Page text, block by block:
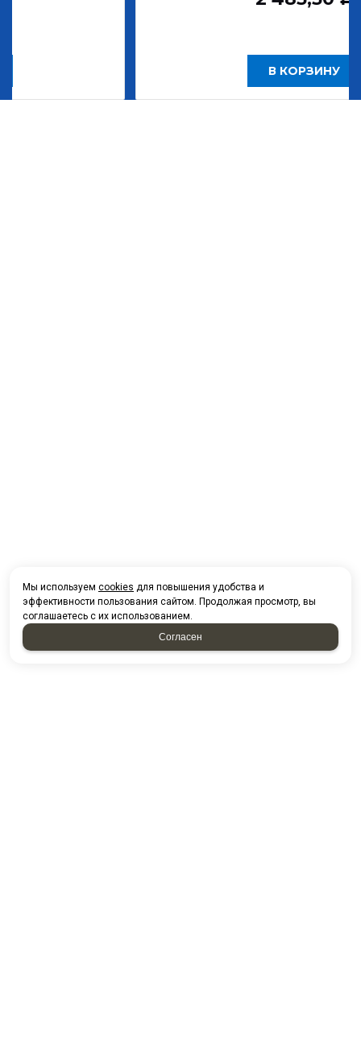
В КОРЗИНУ
Мы используем cookies для повышения удобства и
эффективности пользования сайтом. Продолжая просмотр, вы
соглашаетесь с их использованием.
Согласен